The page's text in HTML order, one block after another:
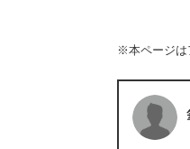
※本ページは